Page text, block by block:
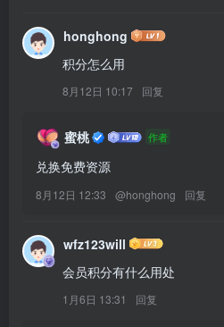
honghong
积分怎么用
8月12日 10:17 回复
蜜桃 作者
兑换免费资源
8月12日 12:33 @honghong 回复
wfz123will
会员积分有什么用处
1月6日 13:31 回复